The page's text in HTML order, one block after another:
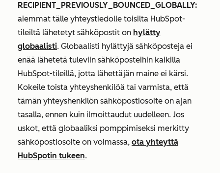
RECIPIENT_PREVIOUSLY_BOUNCED_GLOBALLY:
aiemmat tälle yhteystiedolle toisilta HubSpot-
tileiltä lähetetyt sähköpostit on hylätty
globaalisti. Globaalisti hylättyjä sähköposteja ei
enää lähetetä tuleviin sähköposteihin kaikilla
HubSpot-tileillä, jotta lähettäjän maine ei kärsi.
Kokeile toista yhteyshenkilöä tai varmista, että
tämän yhteyshenkilön sähköpostiosoite on ajan
tasalla, ennen kuin ilmoittaudut uudelleen. Jos
uskot, että globaaliksi pomppimiseksi merkitty
sähköpostiosoite on voimassa, ota yhteyttä
HubSpotin tukeen.